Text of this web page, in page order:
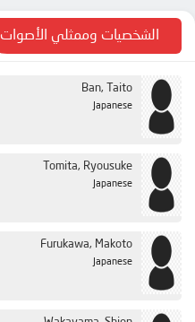
الشخصيات وممثلي الأصوات
Ban, Taito
Japanese
Tomita, Ryousuke
Japanese
Furukawa, Makoto
Japanese